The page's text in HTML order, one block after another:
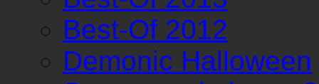
Best-Of 2012
Demonic Halloween